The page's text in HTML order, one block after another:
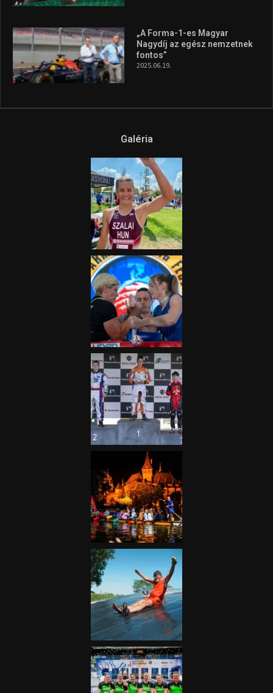
„A Forma-1-es Magyar
Nagydíj az egész nemzetnek
fontos”
2025.06.19.
Galéria